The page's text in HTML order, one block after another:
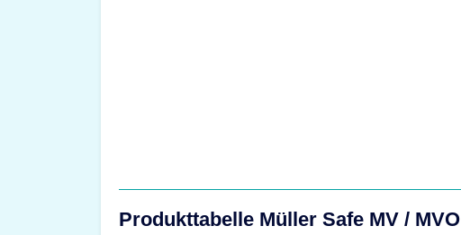
Produkttabelle Müller Safe MV / MVO